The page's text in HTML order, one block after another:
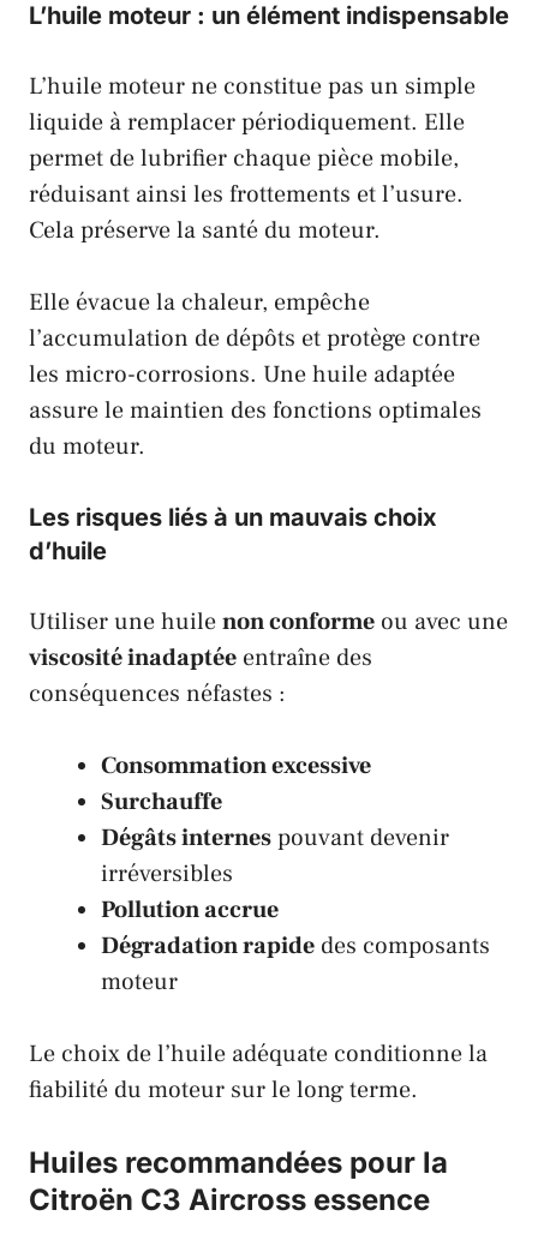
L’huile moteur : un élément indispensable
L’huile moteur ne constitue pas un simple
liquide à remplacer périodiquement. Elle
permet de lubrifier chaque pièce mobile,
réduisant ainsi les frottements et l’usure.
Cela préserve la santé du moteur.
Elle évacue la chaleur, empêche
l’accumulation de dépôts et protège contre
les micro-corrosions. Une huile adaptée
assure le maintien des fonctions optimales
du moteur.
Les risques liés à un mauvais choix
d’huile
Utiliser une huilenon conforme ou avec une
viscosité inadaptée entraîne des
conséquences néfastes :
Consommation excessive
Surchauffe
Dégâts internespouvant devenir
irréversibles
Pollution accrue
Dégradation rapide des composants
moteur
Le choix de l’huile adéquate conditionne la
fiabilité du moteur sur le long terme.
Huiles recommandées pour la
Citroën C3 Aircross essence